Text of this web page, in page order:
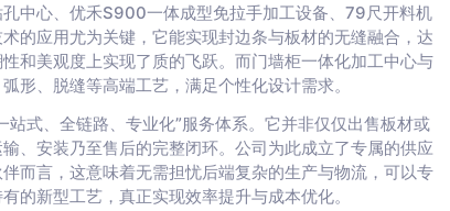
中心、优禾S900一体成型免拉手加工设备、79尺开料机
的应用尤为关键，它能实现封边条与板材的无缝融合，达
和美观度上实现了质的飞跃。而门墙柜一体化加工中心与
形、脱缝等高端工艺，满足个性化设计需求。
式、全链路、专业化”服务体系。它并非仅仅出售板材或
、安装乃至售后的完整闭环。公司为此成立了专属的供应
而言，这意味着无需担忧后端复杂的生产与物流，可以专
的新型工艺，真正实现效率提升与成本优化。